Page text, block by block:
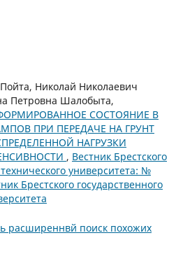
Николай Николаевич
Петровна Шалобыта,
СОСТОЯНИЕ В
ПРИ ПЕРЕДАЧЕ НА ГРУНТ
НАГРУЗКИ
, Вестник Брестского
университета: №
Брестского государственного
расширеннвй поиск похожих